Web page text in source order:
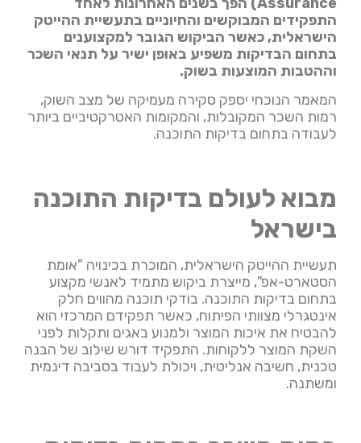
התפקידים המבוקשים והחיוניים בתעשיית ההייטק
הישראלית, כאשר הביקוש הגובר למקצוענים
בתחום הבדיקות משפיע באופן ישיר על תנאי השכר
וההטבות המוצעות בשוק.
המאמר הנוכחי יספק סקירה מעמיקה של מצב השוק,
רמות השכר המקובלות, והמקומות האטרקטיביים ביותר
לעבודה בתחום בדיקות התוכנה.
מבוא לעולם בדיקות התוכנה
בישראל
תעשיית ההייטק הישראלית, המוכרת בכינויה "אומת
הסטארט-אפ", מייצרת ביקוש מתמיד לאנשי מקצוע
בתחום בדיקות התוכנה. בודקי תוכנה מהווים חלק
אינטגרלי מצוותי הפיתוח, כאשר תפקידם המרכזי הוא
להבטיח את איכות המוצר ולמנוע באגים ותקלות לפני
השקת המוצר ללקוחות. התפקיד דורש שילוב של הבנה
טכנית, חשיבה אנליטית, ויכולת לעבוד בסביבה דינמית
ומשתנה.